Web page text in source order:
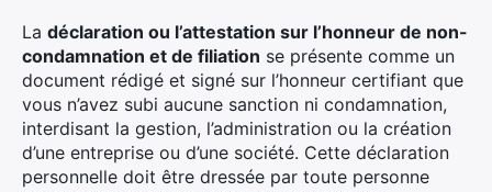
La déclaration ou l’attestation sur l’honneur de non-
condamnation et de filiation se présente comme un
document rédigé et signé sur l’honneur certifiant que
vous n’avez subi aucune sanction ni condamnation,
interdisant la gestion, l’administration ou la création
d’une entreprise ou d’une société. Cette déclaration
personnelle doit être dressée par toute personne